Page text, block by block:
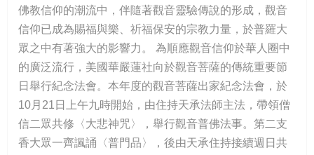
佛教信仰的潮流中，伴隨著觀音靈驗傳說的形成，觀音
信仰已成為賜福與樂、祈福保安的宗教力量，於普羅大
眾之中有著強大的影響力。 為順應觀音信仰於華人圈中
的廣泛流行，美國華嚴蓮社向於觀音菩薩的傳統重要節
日舉行紀念法會。本年度的觀音菩薩出家紀念法會，於
10月21日上午九時開始，由住持天承法師主法，帶領僧
信二眾共修〈大悲神咒〉，舉行觀音普佛法事。第二支
香大眾一齊諷誦〈普門品〉，後由天承住持接續週日共